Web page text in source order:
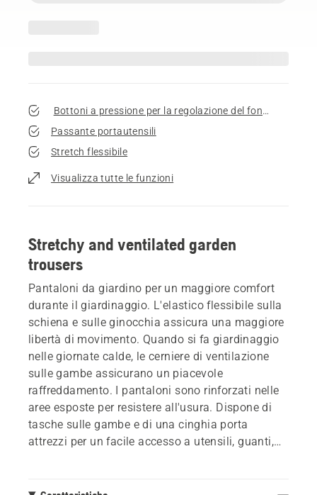
Bottoni a pressione per la regolazione del fondo gamba
Passante portautensili
Stretch flessibile
Visualizza tutte le funzioni
Stretchy and ventilated garden
trousers
Pantaloni da giardino per un maggiore comfort
durante il giardinaggio. L'elastico flessibile sulla
schiena e sulle ginocchia assicura una maggiore
libertà di movimento. Quando si fa giardinaggio
nelle giornate calde, le cerniere di ventilazione
sulle gambe assicurano un piacevole
raffreddamento. I pantaloni sono rinforzati nelle
aree esposte per resistere all'usura. Dispone di
tasche sulle gambe e di una cinghia porta
attrezzi per un facile accesso a utensili, guanti,